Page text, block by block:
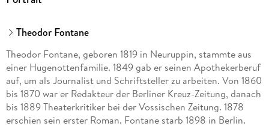
Theodor Fontane
Theodor Fontane, geboren 1819 in Neuruppin, stammte aus
einer Hugenottenfamilie. 1849 gab er seinen Apothekerberuf
auf, um als Journalist und Schriftsteller zu arbeiten. Von 1860
bis 1870 war er Redakteur der Berliner Kreuz-Zeitung, danach
bis 1889 Theaterkritiker bei der Vossischen Zeitung. 1878
erschien sein erster Roman. Fontane starb 1898 in Berlin.